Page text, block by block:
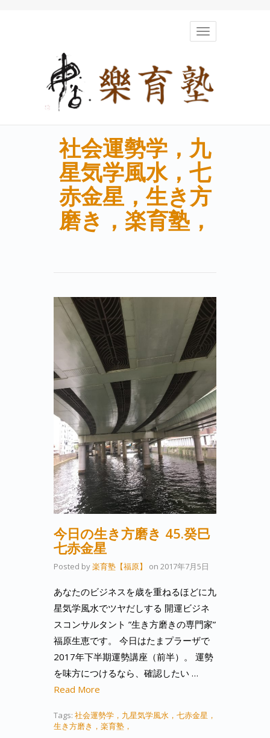
Toggle
navigation
社会運勢学，九
星気学風水，七
赤金星，生き方
磨き，楽育塾，
今日の生き方磨き 45.癸巳
七赤金星
Posted by楽育塾【福原】 on 2017年7月5日
あなたのビジネスを歳を重ねるほどに九
星気学風水でツヤだしする 開運ビジネ
スコンサルタント ”生き方磨きの専門家”
福原生恵です。 今日はたまプラーザで
2017年下半期運勢講座（前半）。 運勢
を味方につけるなら、確認したい …
Read More
Tags: 社会運勢学，九星気学風水，七赤金星，
生き方磨き，楽育塾，